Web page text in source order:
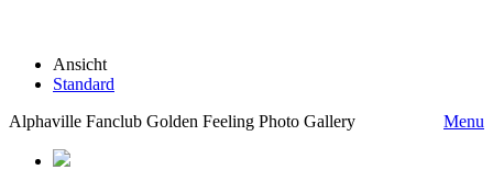
Ansicht
Standard
Alphaville Fanclub Golden Feeling Photo Gallery
Menu